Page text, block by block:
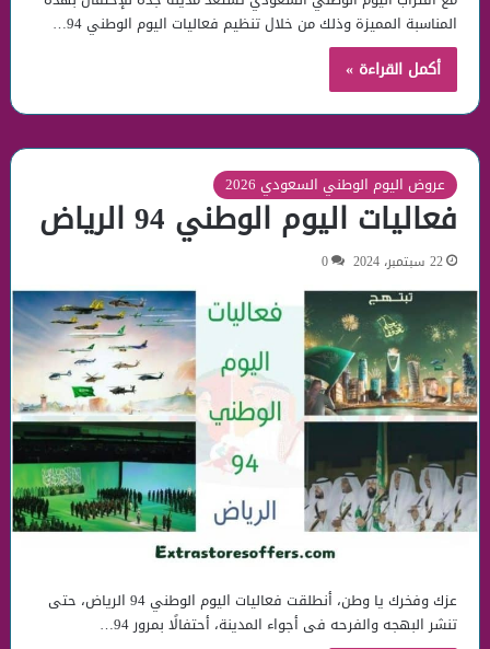
المناسبة المميزة وذلك من خلال تنظيم فعاليات اليوم الوطني 94…
أكمل القراءة »
عروض اليوم الوطني السعودي 2026
فعاليات اليوم الوطني 94 الرياض
22 سبتمبر، 2024 0
عزك وفخرك يا وطن، أنطلقت فعاليات اليوم الوطني 94 الرياض، حتى
تنشر البهجه والفرحه فى أجواء المدينة، أحتفالًا بمرور 94…